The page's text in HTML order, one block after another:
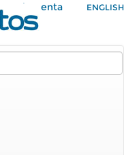
Mi Cuenta ENGLISH